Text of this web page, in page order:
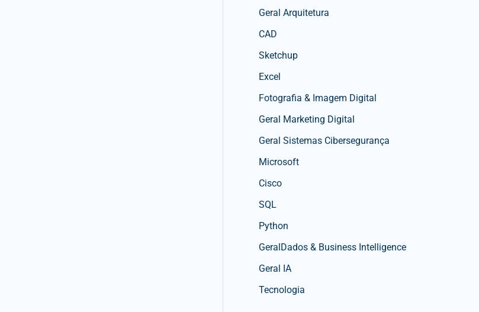
Geral Arquitetura
CAD
Sketchup
Excel
Fotografia & Imagem Digital
Geral Marketing Digital
Geral Sistemas Cibersegurança
Microsoft
Cisco
SQL
Python
GeralDados & Business Intelligence
Geral IA
Tecnologia